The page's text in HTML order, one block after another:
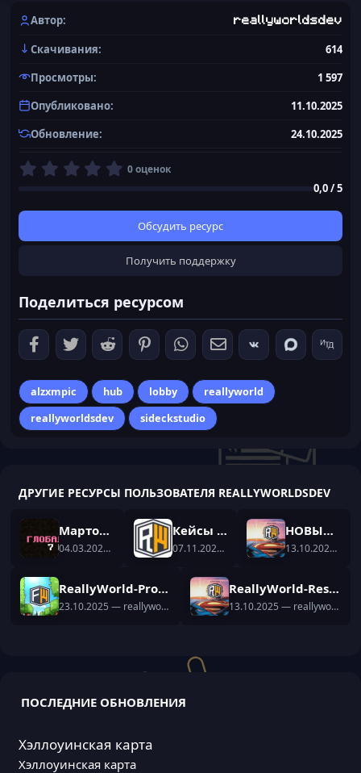
Автор reallyworldsdev
Скачивания
614
Просмотры
1 597
Опубликовано
11.10.2025
Обновление
24.10.2025
0
0
в
ё
0 оценок
0,0 / 5
Обсудить ресурс
Получить поддержку
Поделиться ресурсом
alzxmpic hub lobby
reallyworld
reallyworldsdev
sideckstudio
ДРУГИЕ РЕСУРСЫ ПОЛЬЗОВАТЕЛЯ REALLYWORLDSDEV
Мартовский дизайн ReallyWorld Motd
04.03.2026 — reallyworldsdev
Кейсы с ReallyWorld
07.11.2025 — reallyworldsdev
НОВЫЙ ХАБ/ЛОББИ REALLYWORLD
13.10.2025 —
ReallyWorld-Proxy
23.10.2025 — reallyworldsdev
ReallyWorld-ResoursePack
13.10.2025 — reallyworldsdev
ПОСЛЕДНИЕ ОБНОВЛЕНИЯ
Хэллоуинская карта
Хэллоуинская карта